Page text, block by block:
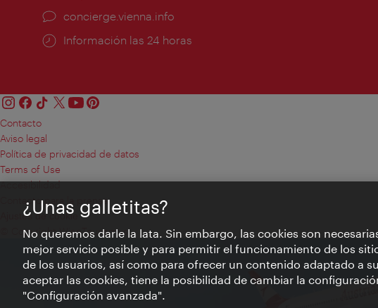
concierge.vienna.info
Información las 24 horas
Contacto
Aviso legal
Política de privacidad de datos
Terms of Use
Accesibilidad
Contacto para la prensa
Ajustes de cookie
© Copyright WienTourismus
¿Unas galletitas?
No queremos darle la lata. Sin embargo, las cookies son
mejor servicio posible y para permitir el funcionamiento de los
de los usuarios, así como para ofrecer un contenido adaptado a
aceptar las cookies, tiene la posibilidad de cambiar la
"Configuración avanzada".